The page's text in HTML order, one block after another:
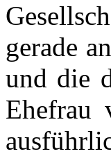
gerade
und die
Ehefrau